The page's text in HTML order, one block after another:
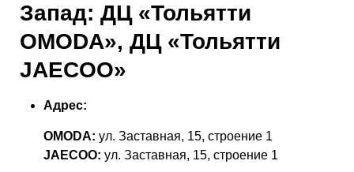
Запад: ДЦ «Тольятти
OMODA», ДЦ «Тольятти
JAECOO»
Адрес:
OMODA: ул. Заставная, 15, строение 1
JAECOO: ул. Заставная, 15, строение 1